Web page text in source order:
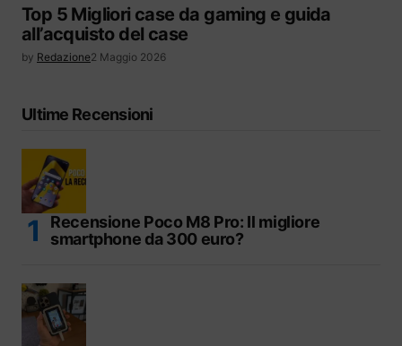
Top 5 Migliori case da gaming e guida
all’acquisto del case
by Redazione2 Maggio 2026
Ultime Recensioni
Recensione Poco M8 Pro: Il migliore
smartphone da 300 euro?